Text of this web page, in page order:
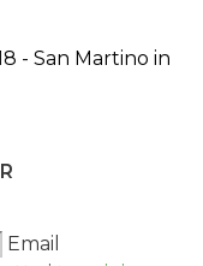
- San Martino in
Email